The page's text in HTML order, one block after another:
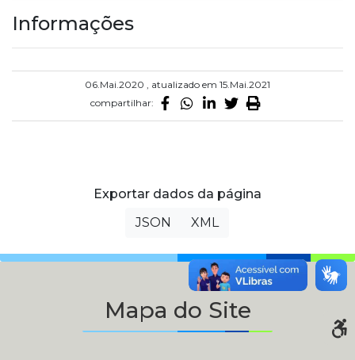
Informações
06.Mai.2020 , atualizado em 15.Mai.2021
compartilhar:
Exportar dados da página
JSON
XML
Mapa do Site